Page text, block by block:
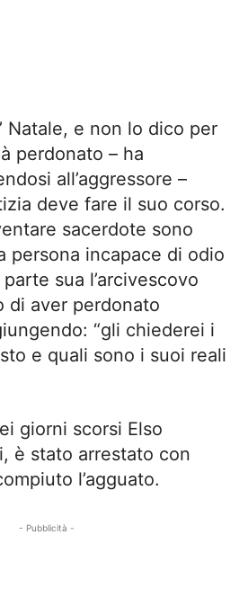
Natale, e non lo dico per
perdonato – ha
all’aggressore –
deve fare il suo corso.
sacerdote sono
persona incapace di odio
sua l’arcivescovo
di aver perdonato
“gli chiederei i
e quali sono i suoi reali
giorni scorsi Elso
è stato arrestato con
l’agguato.
- Pubblicità -